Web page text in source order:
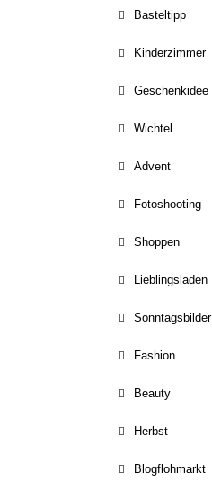
Basteltipp
Kinderzimmer
Geschenkidee
Wichtel
Advent
Fotoshooting
Shoppen
Lieblingsladen
Sonntagsbilder
Fashion
Beauty
Herbst
Blogflohmarkt